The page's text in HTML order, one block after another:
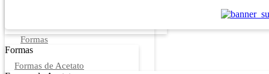
Formas
Formas
Formas de Acetato